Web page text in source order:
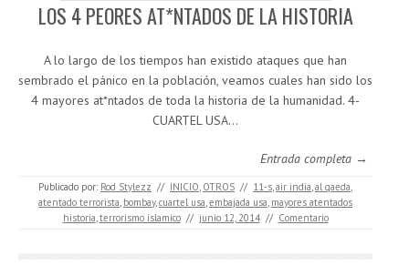
LOS 4 PEORES AT*NTADOS DE LA HISTORIA
A lo largo de los tiempos han existido ataques que han
sembrado el pánico en la población, veamos cuales han sido los
4 mayores at*ntados de toda la historia de la humanidad. 4-
CUARTEL USA…
Entrada completa →
Publicado por: Rod Stylezz // INICIO, OTROS // 11-s,air india,al qaeda,
atentado terrorista, bombay,cuartel usa,embajada usa, mayores atentados
historia,terrorismo islamico // junio 12, 2014 // Comentario